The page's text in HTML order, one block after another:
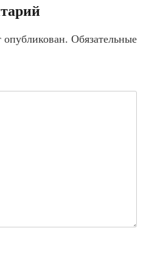
опубликован. Обязательные